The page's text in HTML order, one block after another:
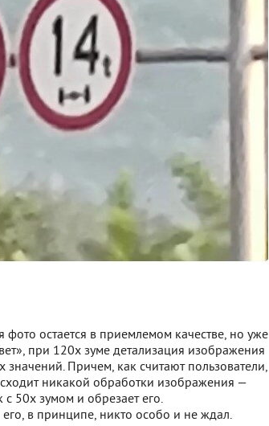
остается в приемлемом качестве, но уже
при 120х зуме детализация изображения
Причем, как считают пользователи,
никакой обработки изображения —
50х зумом и обрезает его.
в принципе, никто особо и не ждал.